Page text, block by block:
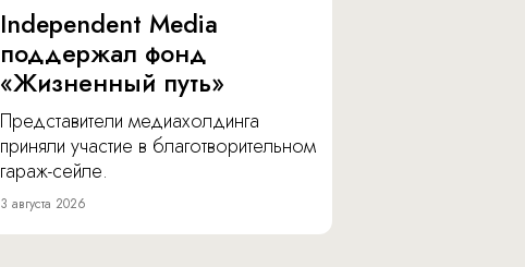
Independent Media
поддержал фонд
«Жизненный путь»
Представители медиахолдинга
приняли участие в благотворительном
гараж-сейле.
3 августа 2026